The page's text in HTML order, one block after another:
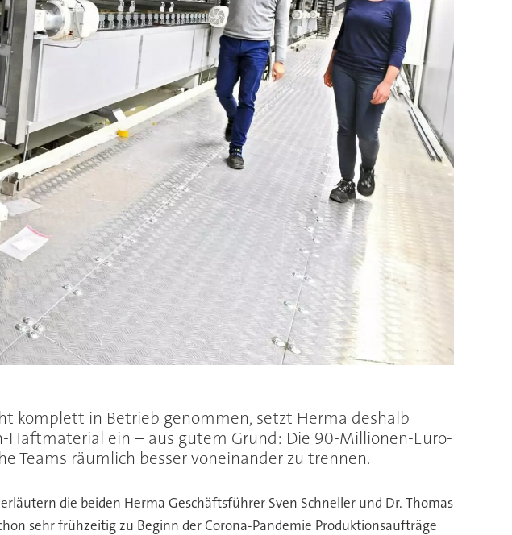
komplett in Betrieb genommen, setzt Herma deshalb
ein – aus gutem Grund: Die 90-Millionen-Euro-
Teams räumlich besser voneinander zu trennen.
die beiden Herma Geschäftsführer Sven Schneller und Dr. Thomas
sehr frühzeitig zu Beginn der Corona-Pandemie Produktionsaufträge